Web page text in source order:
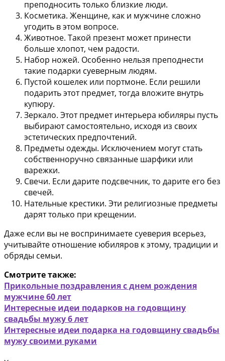
преподносить только близкие люди.
Косметика. Женщине, как и мужчине сложно
угодить в этом вопросе.
Животное. Такой презент может принести
больше хлопот, чем радости.
Набор ножей. Особенно нельзя преподнести
такие подарки суеверным людям.
Пустой кошелек или портмоне. Если решили
подарить этот предмет, тогда вложите внутрь
купюру.
Зеркало. Этот предмет интерьера юбиляры пусть
выбирают самостоятельно, исходя из своих
эстетических предпочтений.
Предметы одежды. Исключением могут стать
собственноручно связанные шарфики или
варежки.
Свечи. Если дарите подсвечник, то дарите его без
свечей.
Нательные крестики. Эти религиозные предметы
дарят только при крещении.
Даже если вы не воспринимаете суеверия всерьез,
учитывайте отношение юбиляров к этому, традиции и
обряды семьи.
Смотрите также:
Прикольные поздравления с днем рождения
мужчине 60 лет
Интересные идеи подарков на годовщину
свадьбы мужу 6 лет
Интересные идеи подарка на годовщину свадьбы
мужу своими руками